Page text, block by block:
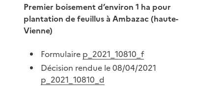
Premier boisement d’environ 1 ha pour
plantation de feuillus à Ambazac (haute-
Vienne)
Formulaire p_2021_10810_f
Décision rendue le 08/04/2021
p_2021_10810_d